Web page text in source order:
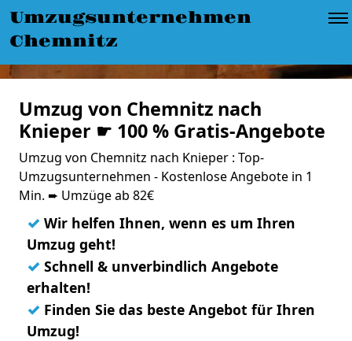
Umzugsunternehmen
Chemnitz
Umzug von Chemnitz nach
Knieper ☛ 100 % Gratis-Angebote
Umzug von Chemnitz nach Knieper : Top-
Umzugsunternehmen - Kostenlose Angebote in 1
Min. ➨ Umzüge ab 82€
✓ Wir helfen Ihnen, wenn es um Ihren
Umzug geht!
✓ Schnell & unverbindlich Angebote
erhalten!
✓ Finden Sie das beste Angebot für Ihren
Umzug!